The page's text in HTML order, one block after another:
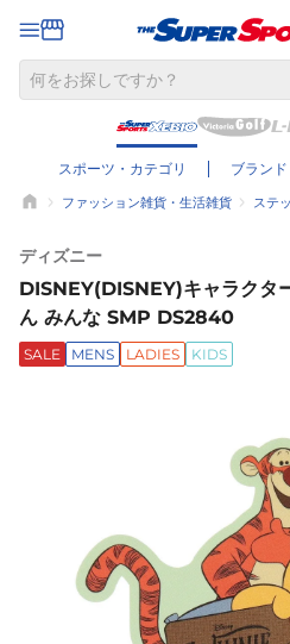
スポーツ・カテゴリ ブランド
ファッション雑貨・生活雑貨 ステ
ディズニー
DISNEY(DISNEY)キャラクタ
ん みんな SMP DS2840
SALE MENS LADIES KIDS